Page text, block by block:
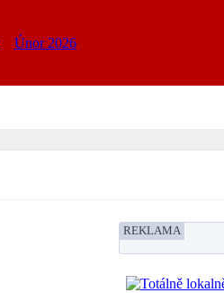
Únor 2026
REKLAMA